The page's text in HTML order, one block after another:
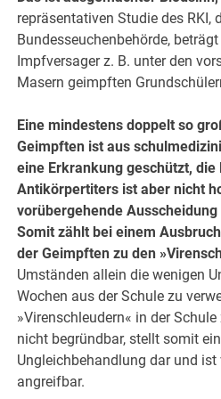
repräsentativen Studie des RKI,
Bundesseuchenbehörde,
Impfversager z. B. unter den
Masern geimpften
Eine mindestens doppelt so
Geimpften ist aus
eine Erkrankung geschützt, die
Antikörpertiters ist aber nicht
vorübergehende
Somit zählt bei einem
der Geimpften zu den
Umständen allein die wenigen
Wochen aus der Schule zu
»Virenschleudern« in der
nicht begründbar, stellt somit
Ungleichbehandlung dar und
angreifbar.